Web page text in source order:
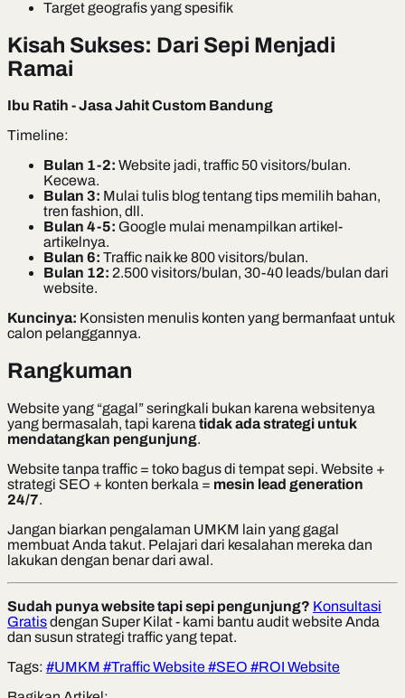
Target geografis yang spesifik
Kisah Sukses: Dari Sepi Menjadi
Ramai
Ibu Ratih - Jasa Jahit Custom Bandung
Timeline:
Bulan 1-2: Website jadi, traffic 50 visitors/bulan.
Kecewa.
Bulan 3: Mulai tulis blog tentang tips memilih bahan,
tren fashion, dll.
Bulan 4-5: Google mulai menampilkan artikel-
artikelnya.
Bulan 6: Traffic naik ke 800 visitors/bulan.
Bulan 12: 2.500 visitors/bulan, 30-40 leads/bulan dari
website.
Kuncinya: Konsisten menulis konten yang bermanfaat untuk
calon pelanggannya.
Rangkuman
Website yang “gagal” seringkali bukan karena websitenya
yang bermasalah, tapi karena tidak ada strategi untuk
mendatangkan pengunjung.
Website tanpa traffic = toko bagus di tempat sepi. Website +
strategi SEO + konten berkala = mesin lead generation
24/7.
Jangan biarkan pengalaman UMKM lain yang gagal
membuat Anda takut. Pelajari dari kesalahan mereka dan
lakukan dengan benar dari awal.
Sudah punya website tapi sepi pengunjung? Konsultasi
Gratisdengan Super Kilat - kami bantu audit website Anda
dan susun strategi traffic yang tepat.
Tags: #UMKM #Traffic Website#SEO #ROI Website